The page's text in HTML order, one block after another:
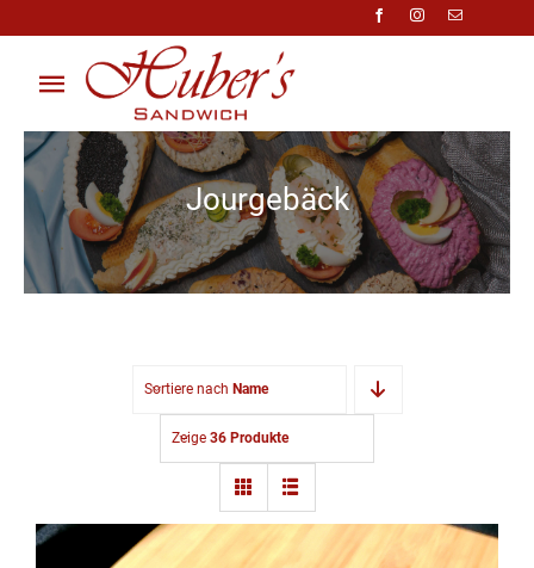
springen
Toggle
Navigation
Über Uns
Anfragen
Preisliste
Jourgebäck
Sortiere nach Name
Zeige 36 Produkte